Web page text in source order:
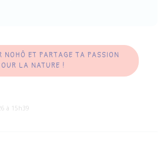
NOHÔ ET PARTAGE TA PASSION
LA NATURE !
à 15h39